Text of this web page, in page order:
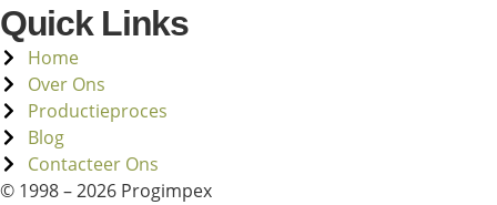
Quick Links
Home
Over Ons
Productieproces
Blog
Contacteer Ons
© 1998 – 2026 Progimpex